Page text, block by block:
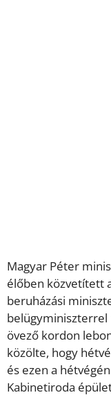
Magyar Péter
élőben közvetített
beruházási
övező kordon
közölte, hogy
és ezen a
Kabinetiroda